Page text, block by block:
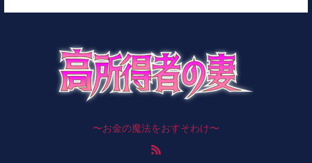
〜お金の魔法をおすそわけ〜